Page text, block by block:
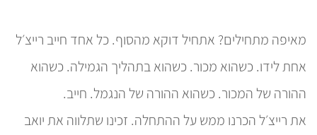
מאיפה מתחילים? אתחיל דוקא מהסוף. כל אחד חייב רייצ׳ל
אחת לידו. כשהוא מכור. כשהוא בתהליך הגמילה. כשהוא
ההורה של המכור. כשהוא ההורה של הנגמל. חייב.
את רייצ׳ל הכרנו ממש על ההתחלה. זכינו שתלווה את יואב